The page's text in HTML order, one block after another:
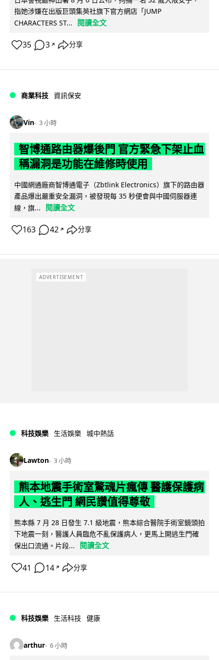
指她涉嫌在出版巨頭集英社旗下官方網店「JUMP
CHARACTERS ST...
閱讀全文
35 3 ↗ 分享
商業科技 資訊保安
Vin 3 小時
智博通路由器爆後門 官方緊急下架止血
稱漏洞是功能在維修時使用
中國網通廠商智博通電子（Zbtlink Electronics）旗下的路由器
產品爆出嚴重安全漏洞，被發現每 35 秒便會與中國伺服器連
線，旗...
閱讀全文
163 42 ↗ 分享
ADVERTISEMENT
科技娛樂 生活娛樂 城中熱話
Lawton 3 小時
熊本地震手術室驚魂片瘋傳 醫護保護病
人、逃生門 網民讚值得尊敬
熊本縣 7 月 28 日發生 7.1 級地震，熊本綜合醫院手術室鏡頭拍
下地震一刻，醫護人員臨危不亂保護病人，更馬上開逃生門確
保出口流通。片段...
閱讀全文
41 14 ↗ 分享
科技娛樂 生活科技 健康
arthur 6 小時